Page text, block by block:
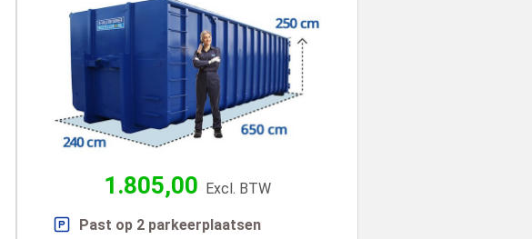
1.805,00 Excl. BTW
Past op 2 parkeerplaatsen